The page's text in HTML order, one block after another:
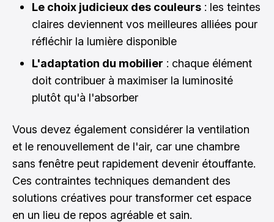
Le choix judicieux des couleurs : les teintes
claires deviennent vos meilleures alliées pour
réfléchir la lumière disponible
L'adaptation du mobilier : chaque élément
doit contribuer à maximiser la luminosité
plutôt qu'à l'absorber
Vous devez également considérer la ventilation
et le renouvellement de l'air, car une chambre
sans fenêtre peut rapidement devenir étouffante.
Ces contraintes techniques demandent des
solutions créatives pour transformer cet espace
en un lieu de repos agréable et sain.